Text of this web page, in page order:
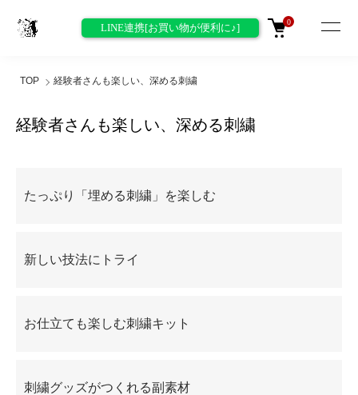
LINE連携[お買い物が便利に♪] 0
TOP 経験者さんも楽しい、深める刺繍
経験者さんも楽しい、深める刺繍
たっぷり「埋める刺繍」を楽しむ
新しい技法にトライ
お仕立ても楽しむ刺繍キット
刺繍グッズがつくれる副素材